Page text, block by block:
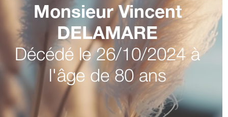
Monsieur Vincent
DELAMARE
Décédé le 26/10/2024 à
l'âge de 80 ans